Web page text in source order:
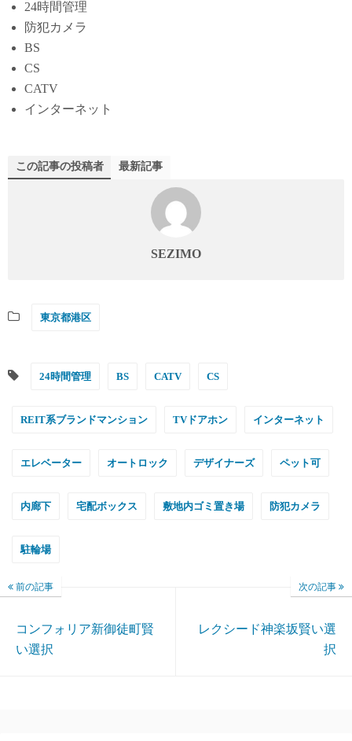
24時間管理
防犯カメラ
BS
CS
CATV
インターネット
この記事の投稿者 最新記事
SEZIMO
東京都港区
24時間管理 BS CATV CS
REIT系ブランドマンション TVドアホン インターネット
エレベーター オートロック デザイナーズ ペット可
内廊下 宅配ボックス 敷地内ゴミ置き場 防犯カメラ
駐輪場
前の記事
コンフォリア新御徒町賢
い選択
次の記事
レクシード神楽坂賢い選
択